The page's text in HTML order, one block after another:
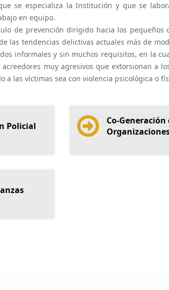
se especializa la Institución y que se
en equipo.
de prevención dirigido hacia los pequeños
las tendencias delictivas actuales más de
informales y sin muchos requisitos, en la
muy agresivos que extorsionan a
a las víctimas sea con violencia psicológica o
Policial
Co-